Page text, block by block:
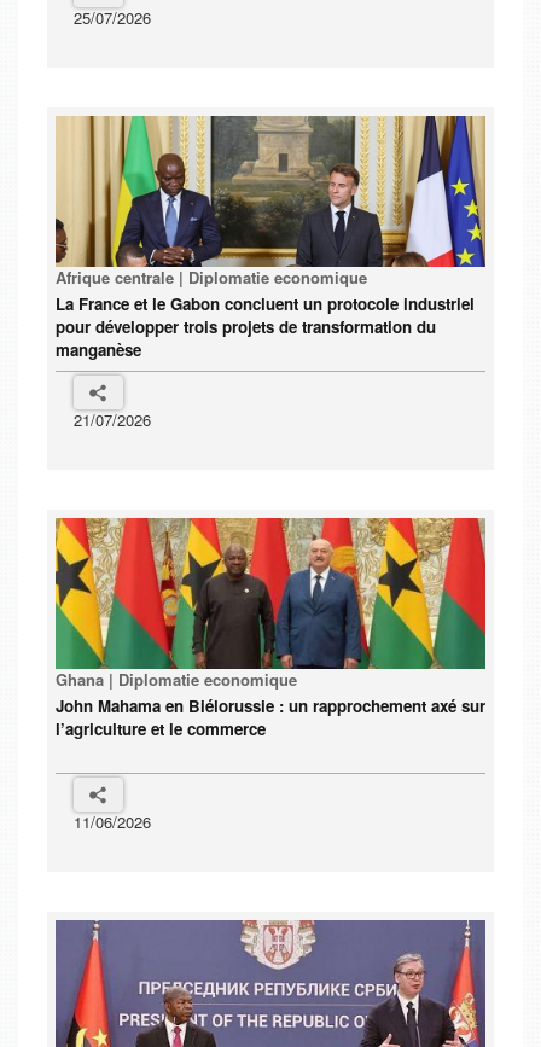
25/07/2026
Afrique centrale | Diplomatie economique
La France et le Gabon concluent un protocole industriel
pour développer trois projets de transformation du
manganèse
21/07/2026
Ghana | Diplomatie economique
John Mahama en Biélorussie : un rapprochement axé sur
l’agriculture et le commerce
11/06/2026